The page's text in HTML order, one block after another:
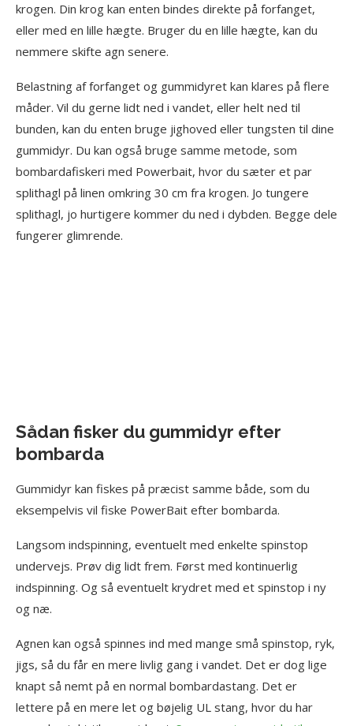
krogen. Din krog kan enten bindes direkte på forfanget,
eller med en lille hægte. Bruger du en lille hægte, kan du
nemmere skifte agn senere.
Belastning af forfanget og gummidyret kan klares på flere
måder. Vil du gerne lidt ned i vandet, eller helt ned til
bunden, kan du enten bruge jighoved eller tungsten til dine
gummidyr. Du kan også bruge samme metode, som
bombardafiskeri med Powerbait, hvor du sæter et par
splithagl på linen omkring 30 cm fra krogen. Jo tungere
splithagl, jo hurtigere kommer du ned i dybden. Begge dele
fungerer glimrende.
Sådan fisker du gummidyr efter
bombarda
Gummidyr kan fiskes på præcist samme både, som du
eksempelvis vil fiske PowerBait efter bombarda.
Langsom indspinning, eventuelt med enkelte spinstop
undervejs. Prøv dig lidt frem. Først med kontinuerlig
indspinning. Og så eventuelt krydret med et spinstop i ny
og næ.
Agnen kan også spinnes ind med mange små spinstop, ryk,
jigs, så du får en mere livlig gang i vandet. Det er dog lige
knapt så nemt på en normal bombardastang. Det er
lettere på en mere let og bøjelig UL stang, hvor du har